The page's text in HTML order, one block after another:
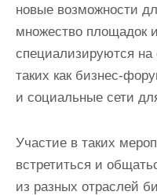
новые возможности
множество площадок
специализируются
таких как бизнес-
и социальные сети
Участие в таких
встретиться и
из разных отраслей